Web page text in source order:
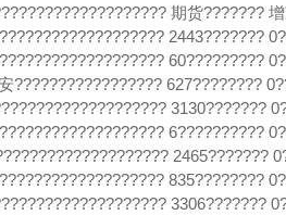
期货???????
2443???????
60?????????
????????????????? 627????????
3130???????
6??????????
2465???????
835????????
3306???????